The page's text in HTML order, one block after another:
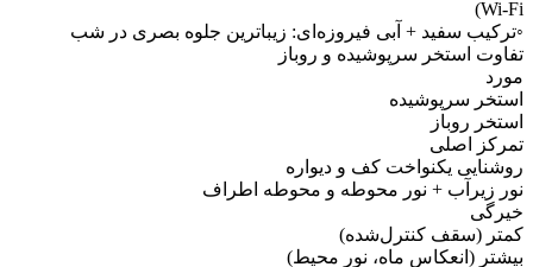
Wi-Fi)
◦ترکیب سفید + آبی فیروزه‌ای: زیباترین جلوه بصری در شب
تفاوت استخر سرپوشیده و روباز
مورد
استخر سرپوشیده
استخر روباز
تمرکز اصلی
روشنایی یکنواخت کف و دیواره
نور زیرآب + نور محوطه و محوطه اطراف
خیرگی
کمتر (سقف کنترل‌شده)
بیشتر (انعکاس ماه، نور محیط)